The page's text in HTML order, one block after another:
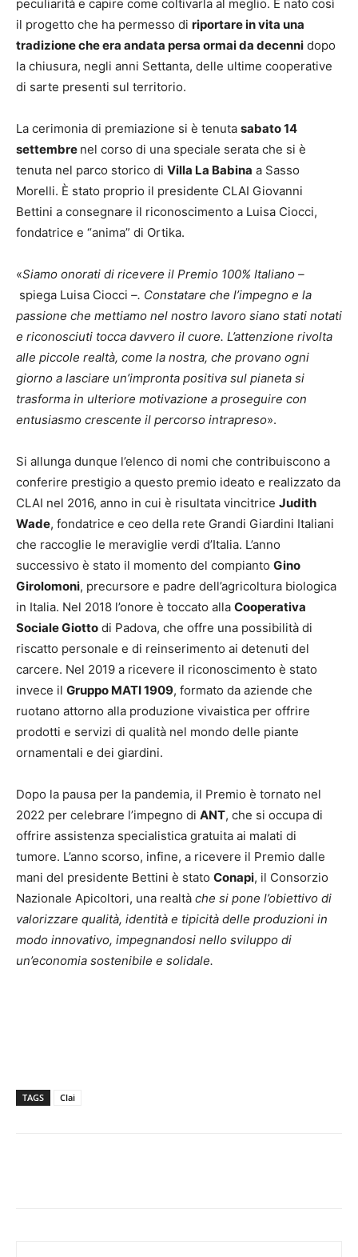
peculiarità e capire come coltivarla al meglio. È nato così
il progetto che ha permesso di riportare in vita una
tradizione che era andata persa ormai da decenni dopo
la chiusura, negli anni Settanta, delle ultime cooperative
di sarte presenti sul territorio.
La cerimonia di premiazione si è tenuta sabato 14
settembre nel corso di una speciale serata che si è
tenuta nel parco storico di Villa La Babina a Sasso
Morelli. È stato proprio il presidente CLAI Giovanni
Bettini a consegnare il riconoscimento a Luisa Ciocci,
fondatrice e “anima” di Ortika.
«Siamo onorati di ricevere il Premio 100% Italiano –
spiega Luisa Ciocci –. Constatare che l’impegno e la
passione che mettiamo nel nostro lavoro siano stati notati
e riconosciuti tocca davvero il cuore. L’attenzione rivolta
alle piccole realtà, come la nostra, che provano ogni
giorno a lasciare un’impronta positiva sul pianeta si
trasforma in ulteriore motivazione a proseguire con
entusiasmo crescente il percorso intrapreso».
Si allunga dunque l’elenco di nomi che contribuiscono a
conferire prestigio a questo premio ideato e realizzato da
CLAI nel 2016, anno in cui è risultata vincitrice Judith
Wade, fondatrice e ceo della rete Grandi Giardini Italiani
che raccoglie le meraviglie verdi d’Italia. L’anno
successivo è stato il momento del compianto Gino
Girolomoni, precursore e padre dell’agricoltura biologica
in Italia. Nel 2018 l’onore è toccato alla Cooperativa
Sociale Giotto di Padova, che offre una possibilità di
riscatto personale e di reinserimento ai detenuti del
carcere. Nel 2019 a ricevere il riconoscimento è stato
invece il Gruppo MATI 1909, formato da aziende che
ruotano attorno alla produzione vivaistica per offrire
prodotti e servizi di qualità nel mondo delle piante
ornamentali e dei giardini.
Dopo la pausa per la pandemia, il Premio è tornato nel
2022 per celebrare l’impegno di ANT, che si occupa di
offrire assistenza specialistica gratuita ai malati di
tumore. L’anno scorso, infine, a ricevere il Premio dalle
mani del presidente Bettini è stato Conapi, il Consorzio
Nazionale Apicoltori, una realtà che si pone l’obiettivo di
valorizzare qualità, identità e tipicità delle produzioni in
modo innovativo, impegnandosi nello sviluppo di
un’economia sostenibile e solidale.
TAGS Clai